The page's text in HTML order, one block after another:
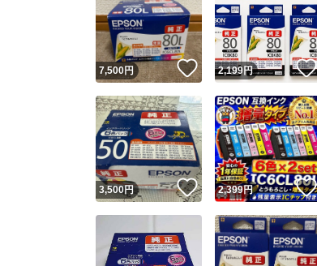
7,500円 いいね！
2,199円
3,500円 いいね！
2,399円